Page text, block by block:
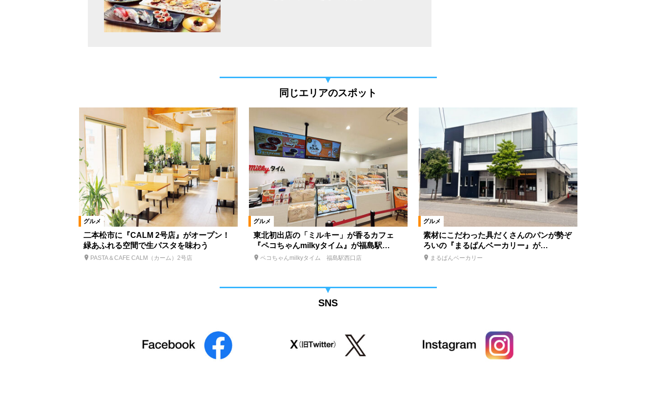
同じエリアのスポット
グルメ
二本松市に『CALM 2号店』がオープン！
緑あふれる空間で生パスタを味わう
PASTA＆CAFE CALM（カーム）2号店
グルメ
東北初出店の「ミルキー」が香るカフェ
『ペコちゃんmilkyタイム』が福島駅…
ペコちゃんmilkyタイム 福島駅西口店
グルメ
素材にこだわった具だくさんのパンが勢ぞ
ろいの『まるぱんベーカリー』が…
まるぱんベーカリー
SNS